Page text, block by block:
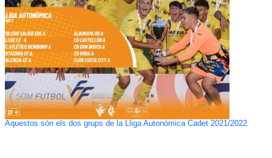
Aquestos són els dos grups de la Lliga Autonòmica Cadet 2021/2022